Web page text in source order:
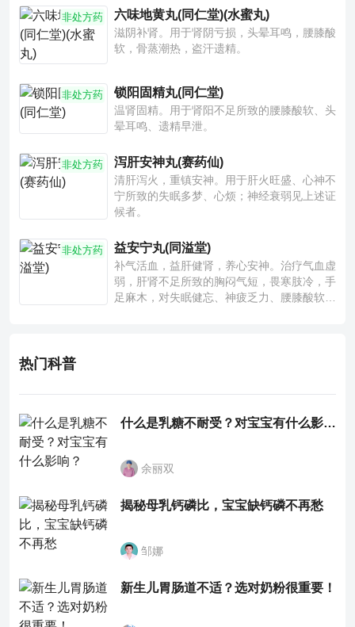
非处方药 六味地黄丸(同仁堂)(水蜜丸)
滋阴补肾。用于肾阴亏损，头晕耳鸣，腰膝酸
软，骨蒸潮热，盗汗遗精。
非处方药 锁阳固精丸(同仁堂)
温肾固精。用于肾阳不足所致的腰膝酸软、头
晕耳鸣、遗精早泄。
非处方药 泻肝安神丸(赛药仙)
清肝泻火，重镇安神。用于肝火旺盛、心神不
宁所致的失眠多梦、心烦；神经衰弱见上述证
候者。
非处方药 益安宁丸(同溢堂)
补气活血，益肝健肾，养心安神。治疗气血虚
弱，肝肾不足所致的胸闷气短，畏寒肢冷，手
足麻木，对失眠健忘、神疲乏力、腰膝酸软也
热门科普
什么是乳糖不耐受？对宝宝有什么影响？
余丽双
揭秘母乳钙磷比，宝宝缺钙磷不再愁
邹娜
新生儿胃肠道不适？选对奶粉很重要！